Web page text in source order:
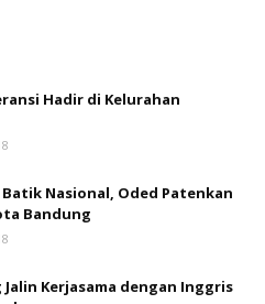
Hadir di Kelurahan
Nasional, Oded Patenkan
Bandung
Kerjasama dengan Inggris